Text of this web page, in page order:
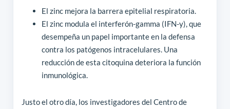
El zinc mejora la barrera epitelial respiratoria.
El zinc modula el interferón-gamma (IFN-y), que
desempeña un papel importante en la defensa
contra los patógenos intracelulares. Una
reducción de esta citoquina deteriora la función
inmunológica.
Justo el otro día, los investigadores del Centro de